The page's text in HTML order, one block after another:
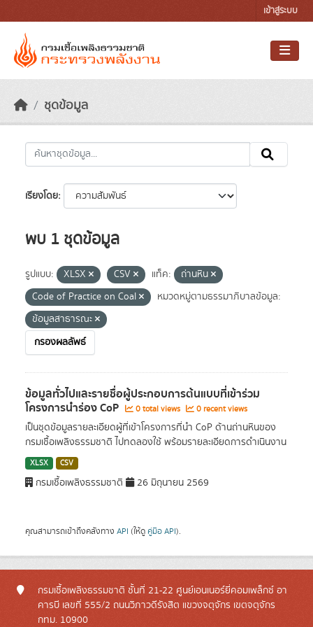
เข้าสู่ระบบ
ชุดข้อมูล
เรียงโดย
พบ 1 ชุดข้อมูล
รูปแบบ: XLSX CSV แท็ค:
ถ่านหิน
Code of Practice on Coal
หมวดหมู่ตามธรรมาภิบาลข้อมูล:
ข้อมูลสาธารณะ
กรองผลลัพธ์
ข้อมูลทั่วไปและรายชื่อผู้ประกอบการต้นแบบที่เข้าร่วม
โครงการนำร่อง CoP 0 total views 0 recent views
เป็นชุดข้อมูลรายละเอียดผู้ที่เข้าโครงการที่นำ CoP ด้านถ่านหินของ
กรมเชื้อเพลิงธรรมชาติ ไปทดลองใช้ พร้อมรายละเอียดการดำเนินงาน
XLSX CSV
กรมเชื้อเพลิงธรรมชาติ 26 มิถุนายน 2569
คุณสามารถเข้าถึงคลังทาง API (ให้ดู คู่มือ API).
กรมเชื้อเพลิงธรรมชาติ ชั้นที่ 21-22 ศูนย์เอนเนอร์ยี่คอมเพล็กซ์ อา
คารบี เลขที่ 555/2 ถนนวิภาวดีรังสิต แขวงจตุจักร เขตจตุจักร
กทม. 10900